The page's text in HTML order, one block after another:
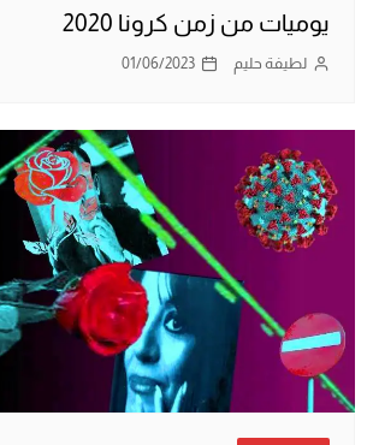
يوميات من زمن كرونا 2020
لطيفة حليم 01/06/2023